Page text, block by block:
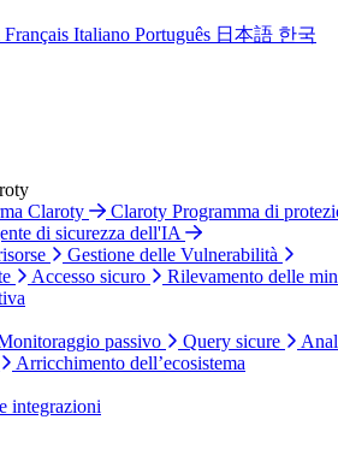
Français Italiano Português 日本語 한국
Claroty
Claroty Programma di
di sicurezza dell'IA
Gestione delle Vulnerabilità
Accesso sicuro
Rilevamento delle
passivo Query sicure
Arricchimento dell’ecosistema
integrazioni